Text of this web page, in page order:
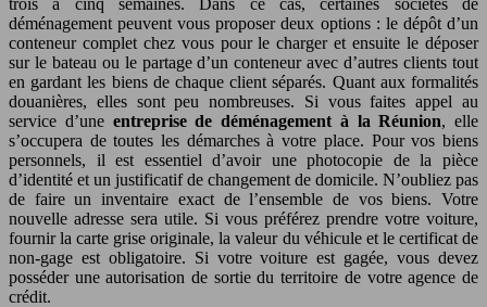
déménagement peuvent vous proposer deux options : le dépôt d’un
conteneur complet chez vous pour le charger et ensuite le déposer
sur le bateau ou le partage d’un conteneur avec d’autres clients tout
en gardant les biens de chaque client séparés. Quant aux formalités
douanières, elles sont peu nombreuses. Si vous faites appel au
service d’une entreprise de déménagement à la Réunion, elle
s’occupera de toutes les démarches à votre place. Pour vos biens
personnels, il est essentiel d’avoir une photocopie de la pièce
d’identité et un justificatif de changement de domicile. N’oubliez pas
de faire un inventaire exact de l’ensemble de vos biens. Votre
nouvelle adresse sera utile. Si vous préférez prendre votre voiture,
fournir la carte grise originale, la valeur du véhicule et le certificat de
non-gage est obligatoire. Si votre voiture est gagée, vous devez
posséder une autorisation de sortie du territoire de votre agence de
crédit.